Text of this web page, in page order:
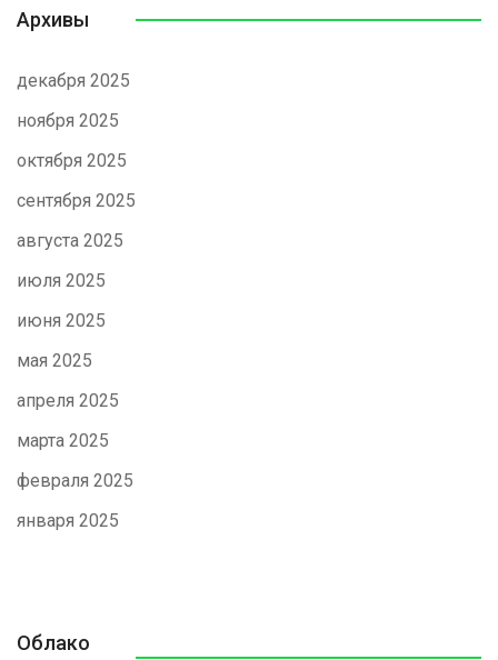
Архивы
декабря 2025
ноября 2025
октября 2025
сентября 2025
августа 2025
июля 2025
июня 2025
мая 2025
апреля 2025
марта 2025
февраля 2025
января 2025
Облако